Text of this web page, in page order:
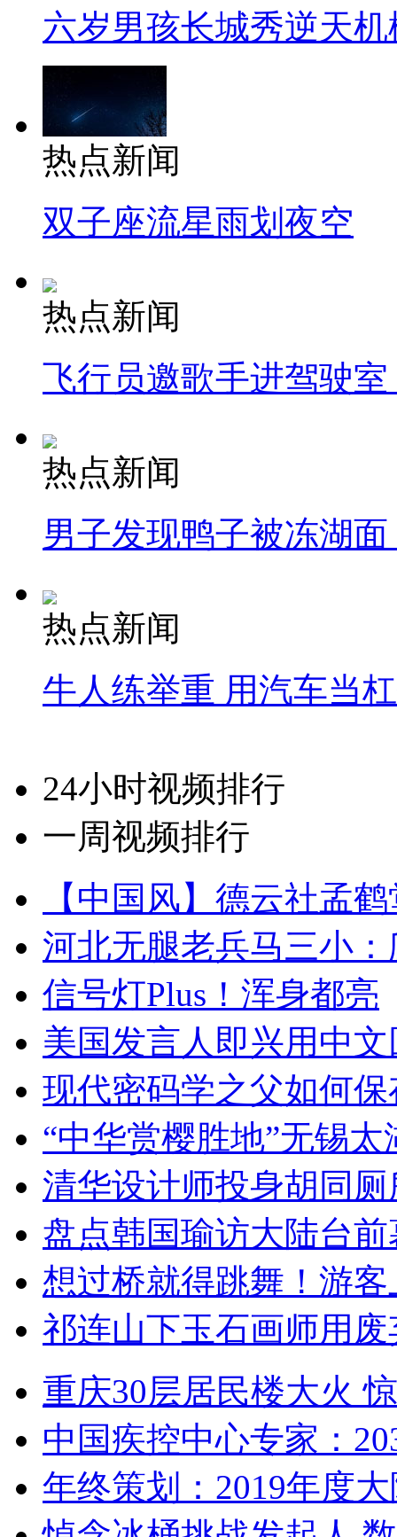
六岁男孩长城秀逆天机
热点新闻
双子座流星雨划夜空
热点新闻
飞行员邀歌手进驾驶
热点新闻
男子发现鸭子被冻湖
热点新闻
牛人练举重 用汽车当
24小时视频排行
一周视频排行
【中国风】德云社孟
河北无腿老兵马三小
信号灯Plus！浑身都亮
美国发言人即兴用中
现代密码学之父如何
“中华赏樱胜地”无锡
清华设计师投身胡同
盘点韩国瑜访大陆台
想过桥就得跳舞！游客
祁连山下玉石画师用
重庆30层居民楼大火
中国疾控中心专家：
年终策划：2019年度